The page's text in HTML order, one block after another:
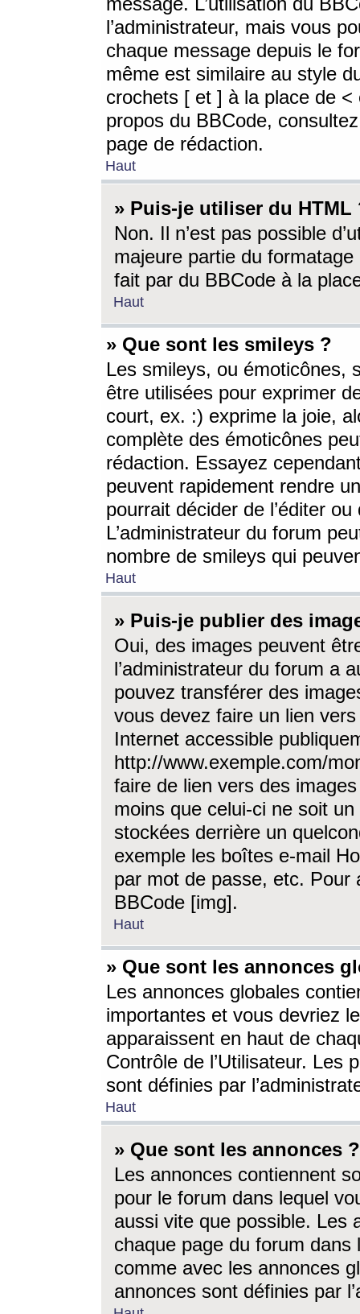
l’administrateur, mais vous
chaque message depuis le
même est similaire au style
crochets [ et ] à la place de <
propos du BBCode,
page de rédaction.
Haut
» Puis-je utiliser du HTML
Non. Il n’est pas possible
majeure partie du
fait par du BBCode à la
Haut
» Que sont les smileys ?
Les smileys, ou émoticônes,
être utilisées pour exprimer
court, ex. :) exprime la joie,
complète des émoticônes
rédaction. Essayez
peuvent rapidement rendre
pourrait décider de l’éditer
L’administrateur du forum
nombre de smileys qui
Haut
» Puis-je publier des
Oui, des images peuvent
l’administrateur du forum a
pouvez transférer des
vous devez faire un lien
Internet accessible
http://www.exemple.com/
faire de lien vers des
moins que celui-ci ne soit
stockées derrière un
exemple les boîtes e-mail
par mot de passe, etc. Pour
BBCode [img].
Haut
» Que sont les annonces
Les annonces globales
importantes et vous devriez
apparaissent en haut de
Contrôle de l’Utilisateur. Les
sont définies par
Haut
» Que sont les annonces ?
Les annonces contiennent
pour le forum dans lequel
aussi vite que possible. Les
chaque page du forum dans
comme avec les annonces
annonces sont définies par